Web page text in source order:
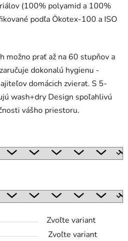
(100% polyamid a 100%
podľa Ökotex-100 a ISO
možno prať až na 60 stupňov a
dokonalú hygienu -
domácich zvierat. S 5-
wash+dry Design spoľahlivú
vášho priestoru.
Zvoľte variant
Zvoľte variant